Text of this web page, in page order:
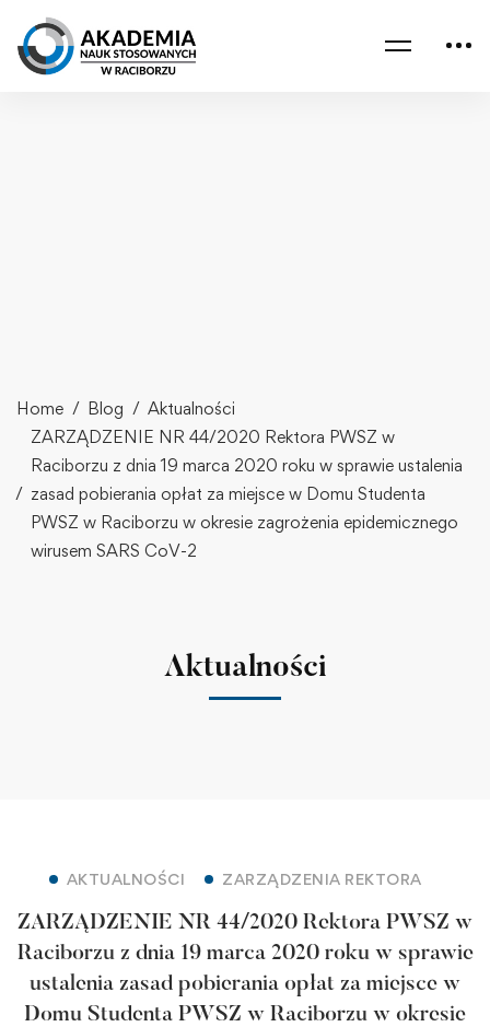
Home Blog
Aktualności
ZARZĄDZENIE NR 44/2020 Rektora PWSZ w
Raciborzu z dnia 19 marca 2020 roku w sprawie ustalenia
zasad pobierania opłat za miejsce w Domu Studenta
PWSZ w Raciborzu w okresie zagrożenia epidemicznego
wirusem SARS CoV-2
Aktualności
AKTUALNOŚCI ZARZĄDZENIA REKTORA
ZARZĄDZENIE NR 44/2020 Rektora PWSZ w
Raciborzu z dnia 19 marca 2020 roku w sprawie
ustalenia zasad pobierania opłat za miejsce w
Domu Studenta PWSZ w Raciborzu w okresie